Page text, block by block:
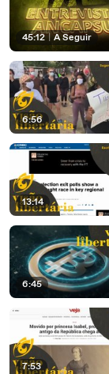
45:12 | A Seguir
6:56
13:14
6:45
7:53